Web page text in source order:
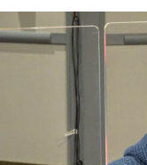
お知らせ
イベント・グ
YouTube
会社情報